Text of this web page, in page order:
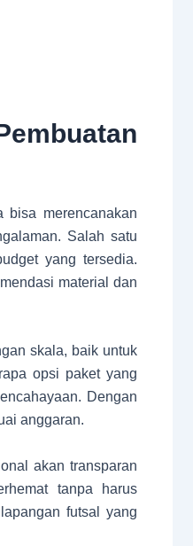
bisa merencanakan
Salah satu
yang tersedia.
material dan
skala, baik untuk
opsi paket yang
Dengan
anggaran.
akan transparan
tanpa harus
futsal yang